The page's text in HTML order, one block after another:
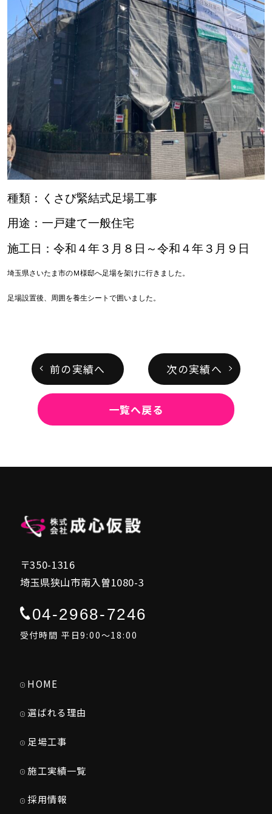
種類：くさび緊結式足場工事
用途：一戸建て一般住宅
施工日：令和４年３月８日～令和４年３月９日
埼玉県さいたま市のＭ様邸へ足場を架けに行きました。
足場設置後、周囲を養生シートで囲いました。
前の実績へ 次の実績へ
一覧へ戻る
〒350-1316
埼玉県狭山市南入曽1080-3
04-2968-7246
受付時間 平日9:00～18:00
HOME
選ばれる理由
足場工事
施工実績一覧
採用情報